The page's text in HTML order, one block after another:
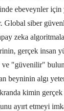
ebeveynler için
Global siber
zeka
gerçek insan
ve "güvenilir"
beyninin algı
kimin
ayırt etmeyi